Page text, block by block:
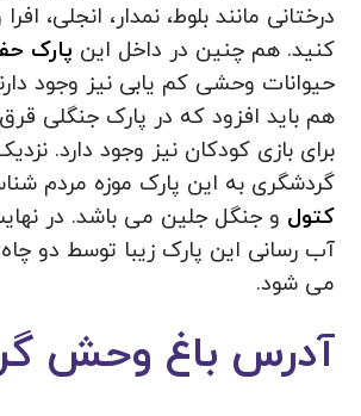
درختانی مانند بلوط، نمدار، انجلی،
کنید. هم چنین در داخل این پارک
حیوانات وحشی کم یابی نیز وجود
هم باید افزود که در پارک جنگلی
برای بازی کودکان نیز وجود دارد.
گردشگری به این پارک موزه مردم
کتول و جنگل جلین می باشد. در
آب رسانی این پارک زیبا توسط دو
می شود.
آدرس باغ وحش